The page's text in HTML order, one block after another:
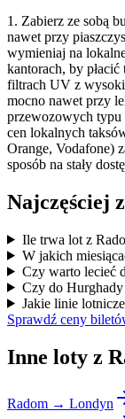
1. Zabierz ze sobą
nawet przy
wymieniaj na
kantorach, by
filtrach UV z
mocno nawet przy
przewozowych typu
cen lokalnych
Orange, Vodafone)
sposób na stały
Najczęściej
Ile trwa lot z
W jakich
Czy warto lecieć
Czy do
Jakie linie
Sprawdź ceny
Inne loty z
Radom → Londyn